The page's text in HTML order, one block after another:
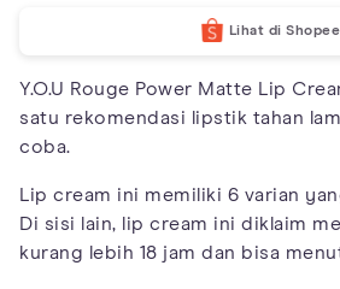
Lihat di Shopee
Y.O.U Rouge Power Matte Lip
satu rekomendasi lipstik tahan
coba.
Lip cream ini memiliki 6 varian
Di sisi lain, lip cream ini diklaim
kurang lebih 18 jam dan bisa